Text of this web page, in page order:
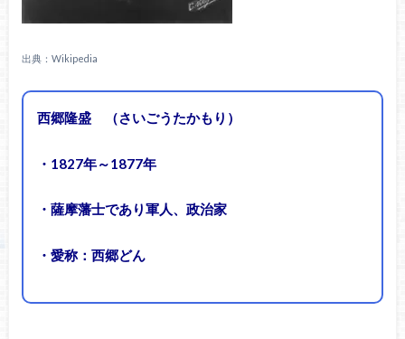
出典：Wikipedia
西郷隆盛 （さいごうたかもり）
・1827年～1877年
・薩摩藩士であり軍人、政治家
・愛称：西郷どん